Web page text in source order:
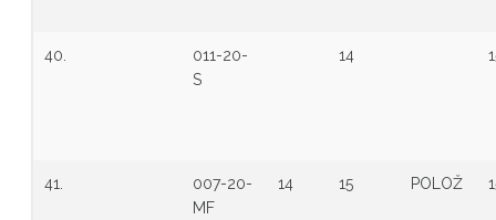
40.
011-20-
S
14
41.
007-20-
MF
14 15 POLOŽ